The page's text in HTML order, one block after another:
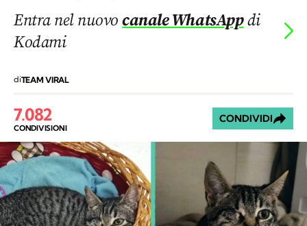
Entra nel nuovocanale WhatsAppdi
Kodami
diTEAM VIRAL
7.082
CONDIVISIONI
CONDIVIDI